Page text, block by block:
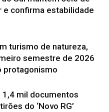
e confirma estabilidade
turismo de natureza,
semestre de 2026
protagonismo
1,4 mil documentos
do ‘Novo RG’